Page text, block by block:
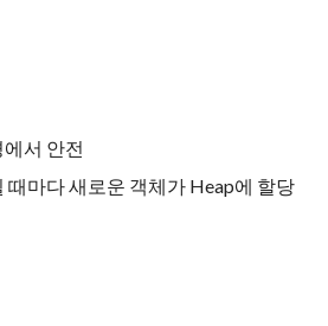
서 안전
때마다 새로운 객체가 Heap에 할당